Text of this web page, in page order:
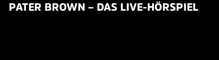
PATER BROWN – DAS LIVE-HÖRSPIEL